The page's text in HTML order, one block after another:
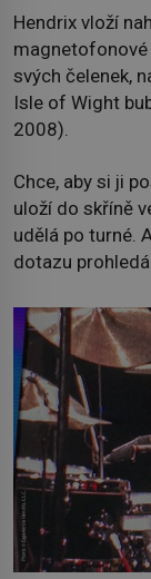
Hendrix vloží
magnetofonové
svých čelenek,
Isle of Wight
2008).
Chce, aby si ji
uloží do skříně
udělá po turné.
dotazu